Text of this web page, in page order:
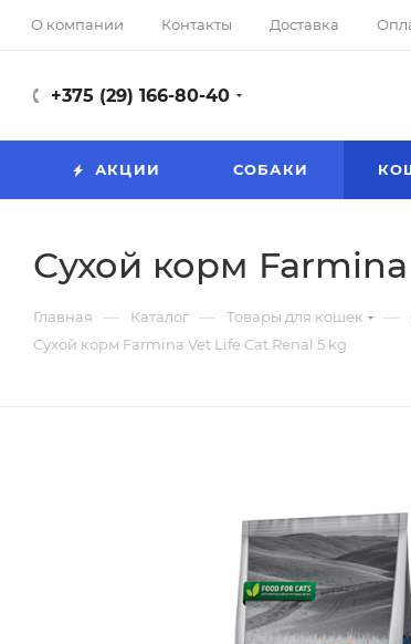
О компании Контакты Доставка
+375 (29) 166-80-40
АКЦИИ СОБАКИ
Сухой корм
Главная — Каталог — Товары для кошек —
Сухой корм Farmina Vet Life Cat Renal 5 kg